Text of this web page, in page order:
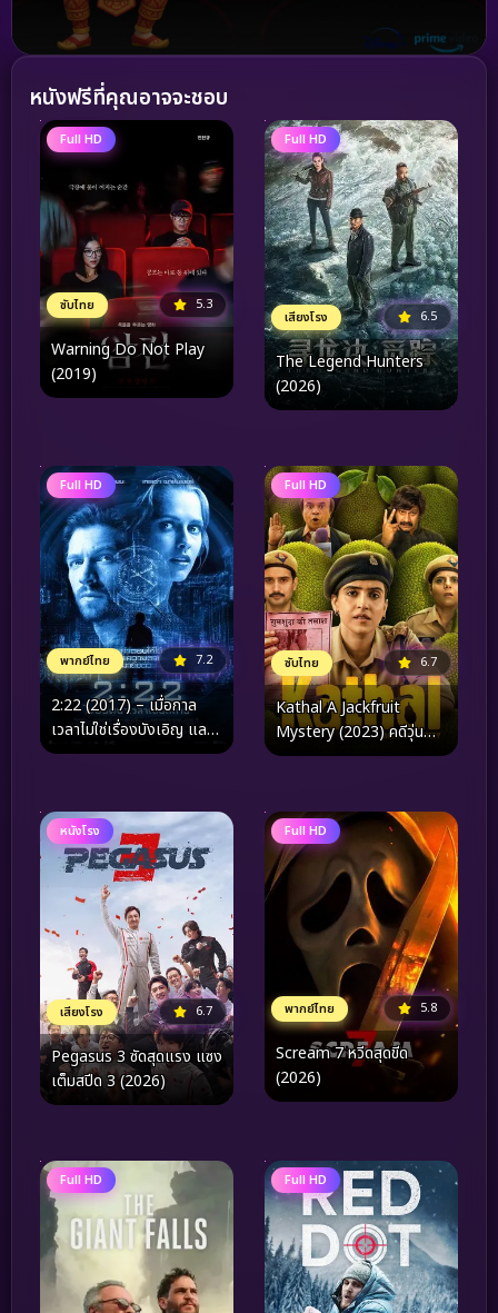
หนังฟรีที่คุณอาจจะชอบ
Full HD
ซับไทย 5.3
Warning Do Not Play
(2019)
Full HD
เสียงโรง 6.5
The Legend Hunters
(2026)
Full HD
พากย์ไทย 7.2
2:22 (2017) – เมื่อกาล
เวลาไม่ใช่เรื่องบังเอิญ และ
รหัสลับแห่งโชคชะตาที่รอ
Full HD
ซับไทย 6.7
Kathal A Jackfruit
Mystery (2023) คดีวุ่น
ขนุนอลเวง
หนังโรง
เสียงโรง 6.7
Pegasus 3 ซัดสุดแรง แซง
เต็มสปีด 3 (2026)
Full HD
พากย์ไทย 5.8
Scream 7 หวีดสุดขีด
(2026)
Full HD Full HD